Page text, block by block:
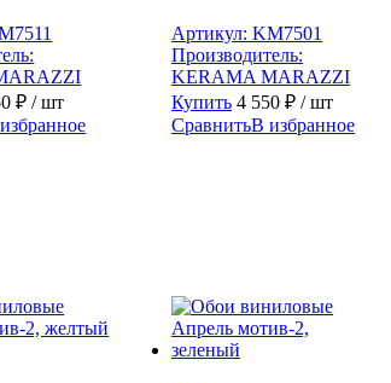
₽ / шт
Артикул:KM7501
Производитель:
KERAMA MARAZZI
Купить 4 550₽ / шт
СравнитьВ избранное